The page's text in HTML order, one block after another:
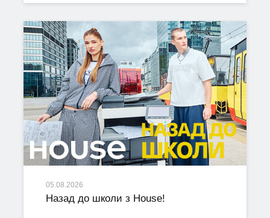
05.08.2026
Назад до школи з House!